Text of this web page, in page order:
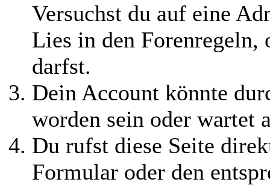
Versuchst du auf eine
Lies in den Forenregeln,
darfst.
Dein Account könnte
worden sein oder wartet
Du rufst diese Seite
Formular oder den